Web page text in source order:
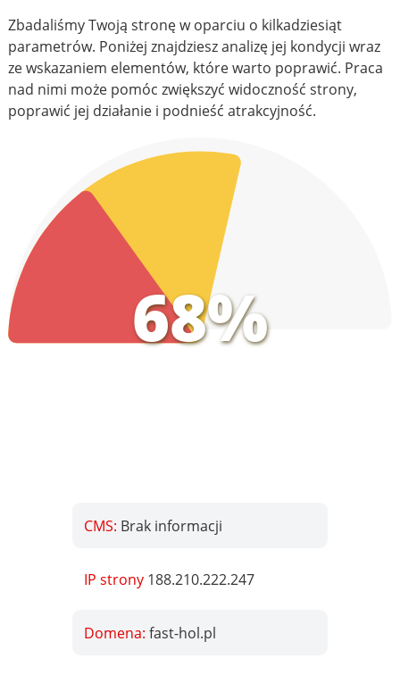
Zbadaliśmy Twoją stronę w oparciu o kilkadziesiąt
parametrów. Poniżej znajdziesz analizę jej kondycji wraz
ze wskazaniem elementów, które warto poprawić. Praca
nad nimi może pomóc zwiększyć widoczność strony,
poprawić jej działanie i podnieść atrakcyjność.
68%
CMS: Brak informacji
IP strony 188.210.222.247
Domena:fast-hol.pl